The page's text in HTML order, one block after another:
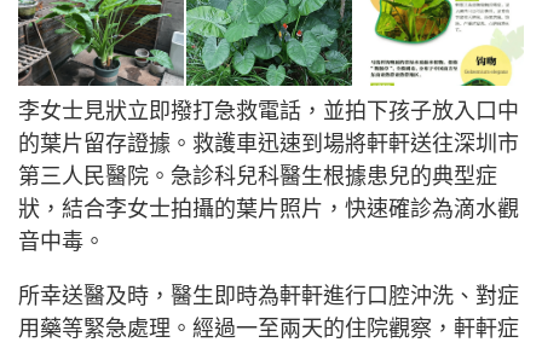
李女士見狀立即撥打急救電話，並拍下孩子放入口中
的葉片留存證據。救護車迅速到場將軒軒送往深圳市
第三人民醫院。急診科兒科醫生根據患兒的典型症
狀，結合李女士拍攝的葉片照片，快速確診為滴水觀
音中毒。
所幸送醫及時，醫生即時為軒軒進行口腔沖洗、對症
用藥等緊急處理。經過一至兩天的住院觀察，軒軒症